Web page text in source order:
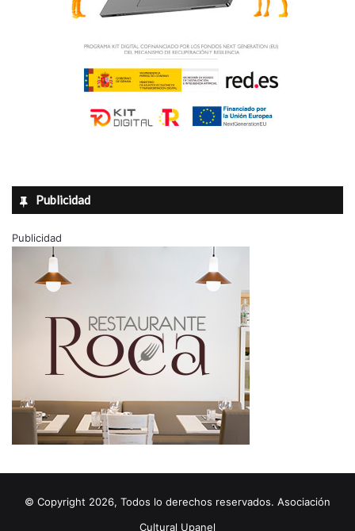
Publicidad
Publicidad
© Copyright 2026, Todos lo derechos reservados. Asociación
Cultural Upanel